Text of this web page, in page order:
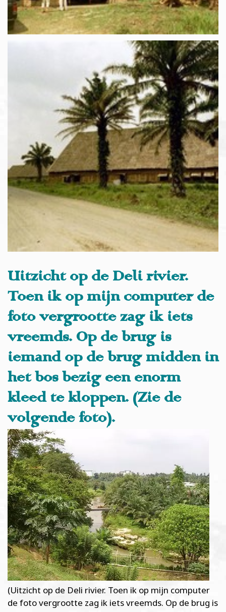
Uitzicht op de Deli rivier.
Toen ik op mijn computer de
foto vergrootte zag ik iets
vreemds. Op de brug is
iemand op de brug midden in
het bos bezig een enorm
kleed te kloppen. (Zie de
volgende foto).
(Uitzicht op de Deli rivier. Toen ik op mijn computer
de foto vergrootte zag ik iets vreemds. Op de brug is